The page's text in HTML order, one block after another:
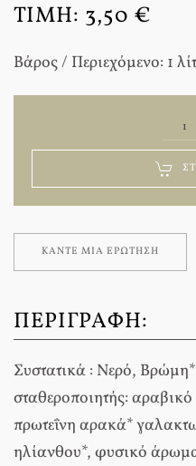
ΤΙΜΉ: 3,50 €
Βάρος / Περιεχόμενο: 1
ΚΆΝΤΕ ΜΊΑ ΕΡΏΤΗΣΗ
ΠΕΡΙΓΡΑΦΉ:
Συστατικά : Νερό,
σταθεροποιητής:
πρωτεΐνη αρακά*
ηλίανθου*, φυσικό